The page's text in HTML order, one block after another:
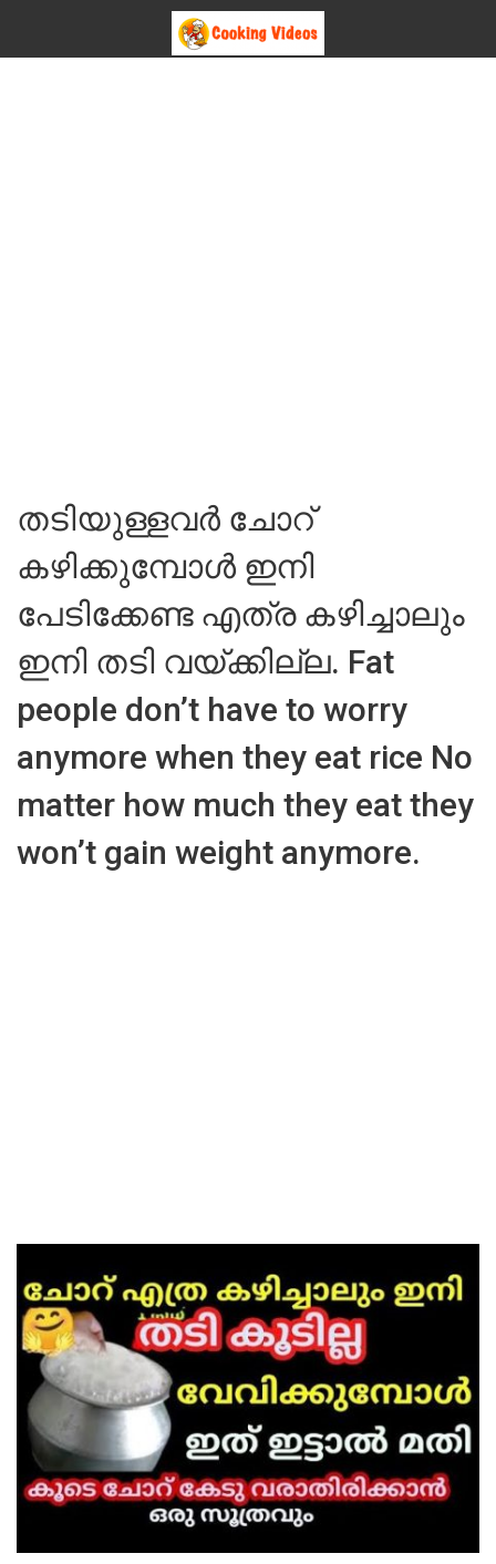
തടിയുള്ളവർ ചോറ്
കഴിക്കുമ്പോൾ ഇനി
പേടിക്കേണ്ട എത്ര കഴിച്ചാലും
ഇനി തടി വയ്ക്കില്ല. Fat
people don’t have to worry
anymore when they eat rice No
matter how much they eat they
won’t gain weight anymore.